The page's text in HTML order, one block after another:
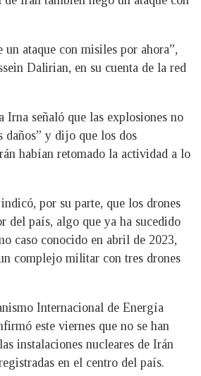
ataque con misiles por ahora”,
Dalirian, en su cuenta de la red
Irna señaló que las explosiones no
daños” y dijo que los dos
habían retomado la actividad a lo
por su parte, que los drones
del país, algo que ya ha sucedido
caso conocido en abril de 2023,
complejo militar con tres drones
Internacional de Energía
este viernes que no se han
instalaciones nucleares de Irán
en el centro del país.